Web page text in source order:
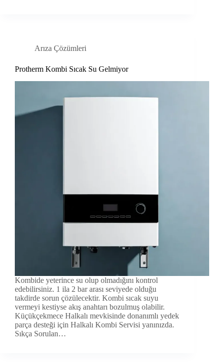
Arıza Çözümleri
Protherm Kombi Sıcak Su Gelmiyor
Kombide yeterince su olup olmadığını kontrol
edebilirsiniz. 1 ila 2 bar arası seviyede olduğu
takdirde sorun çözülecektir. Kombi sıcak suyu
vermeyi kestiyse akış anahtarı bozulmuş olabilir.
Küçükçekmece Halkalı mevkisinde donanımlı yedek
parça desteği için Halkalı Kombi Servisi yanınızda.
Sıkça Sorulan…